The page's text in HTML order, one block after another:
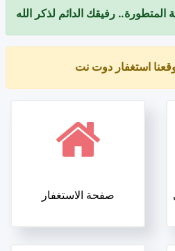
رفيقك الدائم لذكر الله
استغفار دوت نت
صفحة الاستغفار